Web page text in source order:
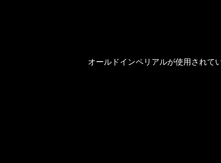
オールドインペリアルが使用されて